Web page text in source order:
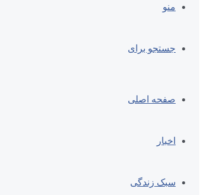
منو
جستجو برای
صفحه اصلی
اخبار
سبک زندگی